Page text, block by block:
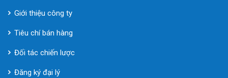
Giới thiệu công ty
Tiêu chí bán hàng
Đối tác chiến lược
Đăng ký đại lý